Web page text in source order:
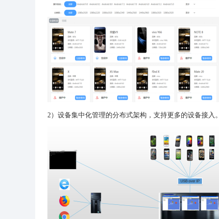
2）设备集中化管理的分布式架构，支持更多的设备接入